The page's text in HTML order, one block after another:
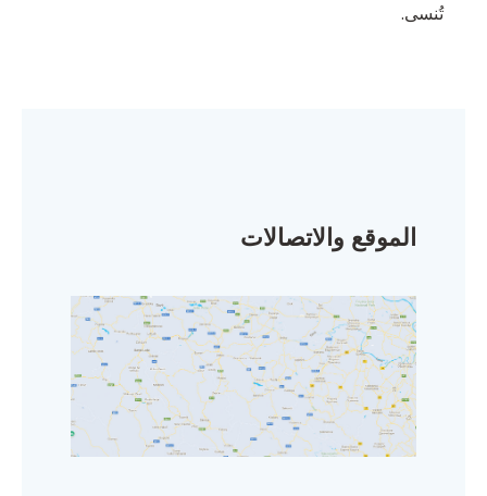
تُنسى.
الموقع والاتصالات